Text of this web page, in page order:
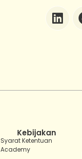
Kebijakan
Syarat Ketentuan
Academy